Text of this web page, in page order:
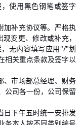
使用黑色钢笔或签字
补充协议等。严格执
变更、修改或补充，
无内容填写应用"/"划
相关重点条款及签字以
市场部总经理、财务
公司各一份，公司保留
下午五时统一安排发